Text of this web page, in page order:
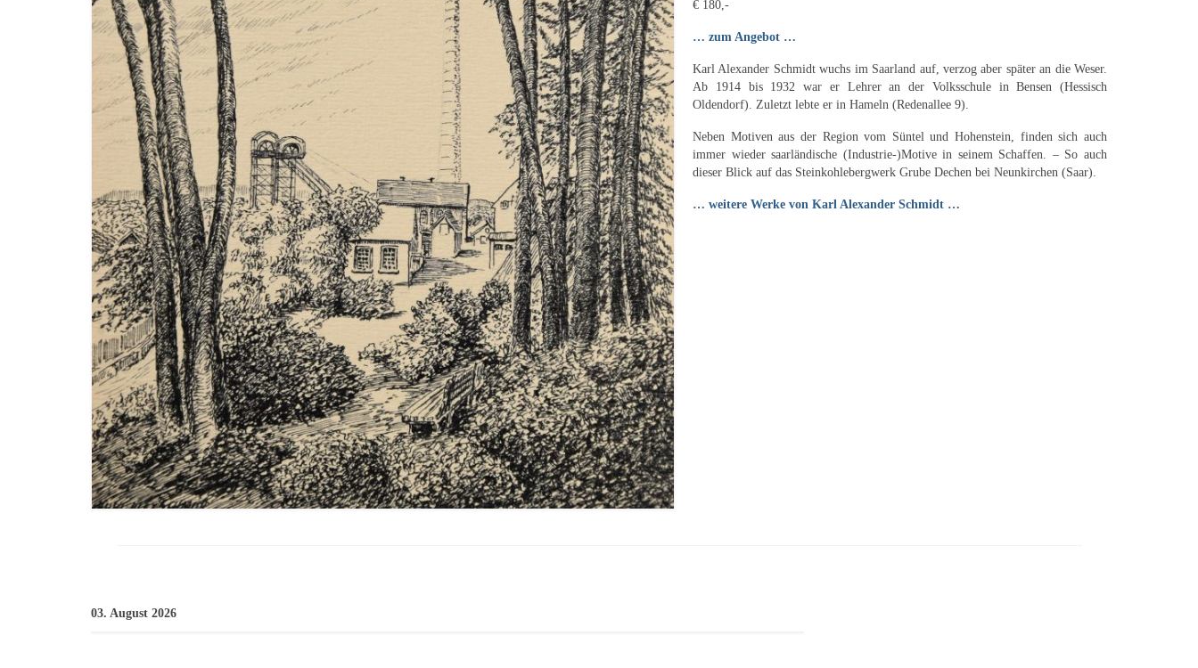
€ 180,-
… zum Angebot …
Karl Alexander Schmidt wuchs im Saarland auf, verzog aber später an die Weser.
Ab 1914 bis 1932 war er Lehrer an der Volksschule in Bensen (Hessisch
Oldendorf). Zuletzt lebte er in Hameln (Redenallee 9).
Neben Motiven aus der Region vom Süntel und Hohenstein, finden sich auch
immer wieder saarländische (Industrie-)Motive in seinem Schaffen. – So auch
dieser Blick auf das Steinkohlebergwerk Grube Dechen bei Neunkirchen (Saar).
… weitere Werke von Karl Alexander Schmidt …
03. August 2026